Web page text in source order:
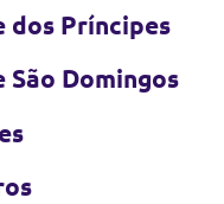
dos Príncipes
São Domingos